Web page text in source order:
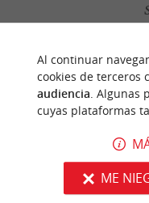
PARA
Descubrir
Al continuar
cookies de terceros
audiencia .
cuyas plataformas
ME